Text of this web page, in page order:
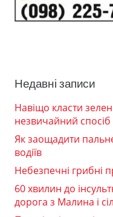
Недавні записи
Навіщо класти
незвичайний спосіб
Як заощадити
водіїв
Небезпечні грибні
60 хвилин до
дорога з Малина і